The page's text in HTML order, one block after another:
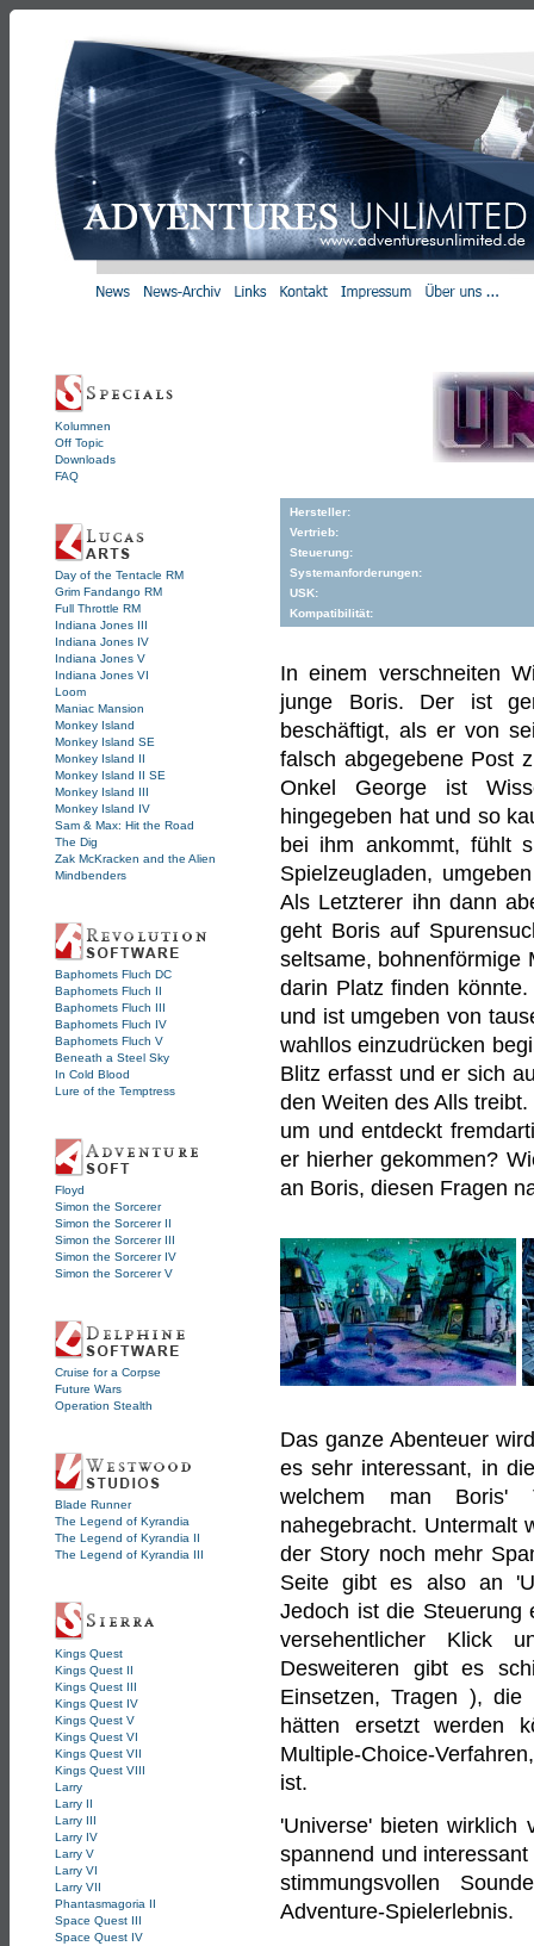
Kolumnen
Off Topic
Downloads
FAQ
Day of the Tentacle RM
Grim Fandango RM
Full Throttle RM
Indiana Jones III
Indiana Jones IV
Indiana Jones V
Indiana Jones VI
Loom
Maniac Mansion
Monkey Island
Monkey Island SE
Monkey Island II
Monkey Island II SE
Monkey Island III
Monkey Island IV
Sam & Max: Hit the Road
The Dig
Zak McKracken and the Alien
Mindbenders
Baphomets Fluch DC
Baphomets Fluch II
Baphomets Fluch III
Baphomets Fluch IV
Baphomets Fluch V
Beneath a Steel Sky
In Cold Blood
Lure of the Temptress
Floyd
Simon the Sorcerer
Simon the Sorcerer II
Simon the Sorcerer III
Simon the Sorcerer IV
Simon the Sorcerer V
Cruise for a Corpse
Future Wars
Operation Stealth
Blade Runner
The Legend of Kyrandia
The Legend of Kyrandia II
The Legend of Kyrandia III
Kings Quest
Kings Quest II
Kings Quest III
Kings Quest IV
Kings Quest V
Kings Quest VI
Kings Quest VII
Kings Quest VIII
Larry
Larry II
Larry III
Larry IV
Larry V
Larry VI
Larry VII
Phantasmagoria II
Space Quest III
Space Quest IV
Hersteller:
Vertrieb:
Steuerung:
Systemanforderungen:
USK:
Kompatibilität:
In einem verschneiten
junge Boris. Der ist
beschäftigt, als er von
falsch abgegebene Post
Onkel George ist
hingegeben hat und so
bei ihm ankommt, fühlt
Spielzeugladen,
Als Letzterer ihn dann
geht Boris auf
seltsame, bohnenförmige
darin Platz finden
und ist umgeben von
wahllos einzudrücken
Blitz erfasst und er sich
den Weiten des Alls
um und entdeckt
er hierher gekommen?
an Boris, diesen Fragen
Das ganze Abenteuer
es sehr interessant, in
welchem man Boris'
nahegebracht. Untermalt
der Story noch mehr
Seite gibt es also an
Jedoch ist die Steuerung
versehentlicher Klick
Desweiteren gibt es
Einsetzen, Tragen ),
hätten ersetzt werden
Multiple-Choice-
ist.
'Universe' bieten wirklich
spannend und
stimmungsvollen
Adventure-Spielerlebnis.